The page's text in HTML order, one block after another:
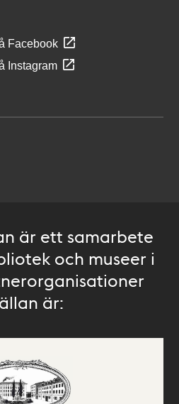
Facebook
Instagram
är ett samarbete
och museer i
är: